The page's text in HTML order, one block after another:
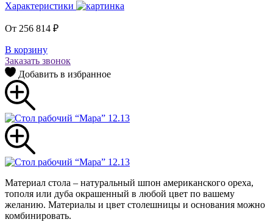
Характеристики
От 256 814 ₽
В корзину
Заказать звонок
Добавить в избранное
Материал стола – натуральный шпон американского ореха,
тополя или дуба окрашенный в любой цвет по вашему
желанию. Материалы и цвет столешницы и основания можно
комбинировать.